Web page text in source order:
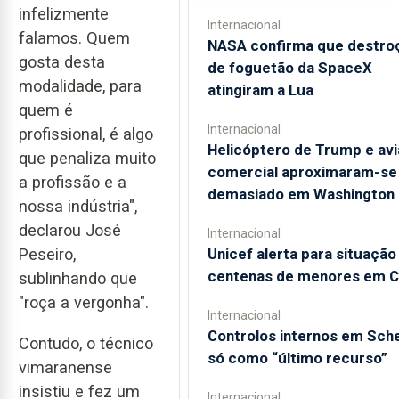
infelizmente
falamos. Quem
gosta desta
modalidade, para
quem é
profissional, é algo
que penaliza muito
a profissão e a
nossa indústria",
declarou José
Peseiro,
sublinhando que
"roça a vergonha".
Contudo, o técnico
vimaranense
insistiu e fez um
Internacional
NASA confirma que
de foguetão da SpaceX
atingiram a Lua
Internacional
Helicóptero de Trump e
comercial aproximaram-se
demasiado em Washington
Internacional
Unicef alerta para situação
centenas de menores em
Internacional
Controlos internos em
só como “último recurso”